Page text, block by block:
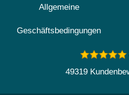
Allgemeine
Geschäftsbedingungen
49319